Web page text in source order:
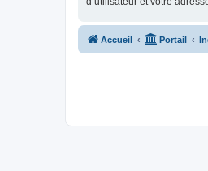
Accueil Portail